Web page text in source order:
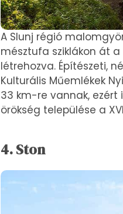
A Slunj régió
mésztufa sziklákon át
létrehozva. Építészeti,
Kulturális Műemlékek
33 km-re vannak, ezért
örökség települése a
4. Ston